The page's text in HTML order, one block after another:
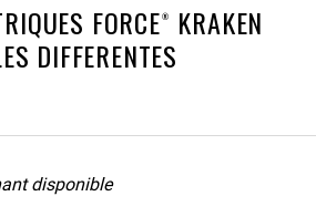
FORCE® KRAKEN
DIFFERENTES
disponible